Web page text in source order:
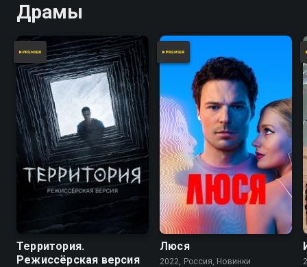
Драмы
Территория.
Режиссёрская версия
Люся
2022, Россия, Новинки